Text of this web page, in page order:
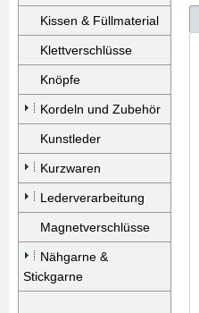
Kissen & Füllmaterial
Klettverschlüsse
Knöpfe
Kordeln und Zubehör
Kunstleder
Kurzwaren
Lederverarbeitung
Magnetverschlüsse
Nähgarne &
Stickgarne